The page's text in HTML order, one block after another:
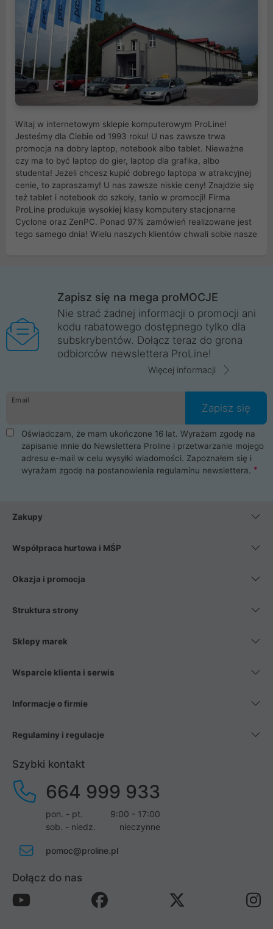
Witaj w internetowym sklepie komputerowym ProLine!
Jesteśmy dla Ciebie od 1993 roku! U nas zawsze trwa
promocja na dobry laptop, notebook albo tablet. Nieważne
czy ma to być laptop do gier, laptop dla grafika, albo
studenta! Jeżeli chcesz kupić dobrego laptopa w atrakcyjnej
cenie, to zapraszamy! U nas zawsze niskie ceny! Znajdzie się
też tablet i notebook do szkoły, tanio w promocji! Firma
ProLine produkuje wysokiej klasy komputery stacjonarne
Cyclone oraz ZenPC. Ponad 97% zamówień realizowane jest
tego samego dnia! Wielu naszych klientów chwali sobie nasze
Wrocław, Poznań, Legnica, Katowice, Gliwice, Kalisz, Bytom,
Trzebnica, Opole. Szybka i profesjonalna obsługa!
ProLine to polska firma ze 100% polskim kapitałem. Działamy
legalnie i płacimy podatki w naszym kraju! Posiadamy siedzibę
główną w Mirkowie oraz salony na terenie kraju. Cała
komunikacja ze sklepem komputerowym ProLine jest
danych osobowych. Dlatego zakup notebooka albo laptopa w
ProLine to czysta przyjemność i pełne bezpieczeństwo.
Zaopatrzysz się u nas w akcesoria i części komputerowe
takie jak procesory, karty graficzne, płyty główne, pamięci,
dyski SSD, M.2 oraz HDD. Nasi pracownicy pomogą Ci wybrać
najlepszy zasilacz komputerowy oraz obudowę do komputera.
Poza komputerami mamy również najlepsze na rynku
Smartfony takich producentów jak Xiaomi, Apple, Samsung i
wentylatory. Na koniec mając już to wszystko, możesz
Zapisz się na mega proMOCJE
Nie strać żadnej informacji o promocji ani
kodu rabatowego dostępnego tylko dla
subskrybentów. Dołącz teraz do grona
odbiorców newslettera ProLine!
Więcej informacji
Email
Zapisz się
Oświadczam, że mam ukończone 16 lat. Wyrażam zgodę na
zapisanie mnie do Newslettera Proline i przetwarzanie mojego
adresu e-mail w celu wysyłki wiadomości. Zapoznałem się i
wyrażam zgodę na postanowienia regulaminu newslettera.
Zakupy
Współpraca hurtowa i MŚP
Okazja i promocja
Struktura strony
Sklepy marek
Wsparcie klienta i serwis
Informacje o firmie
Regulaminy i regulacje
Szybki kontakt
664 999 933
pon. - pt.
9:00 - 17:00
sob. - niedz.
nieczynne
pomoc@proline.pl
Dołącz do nas